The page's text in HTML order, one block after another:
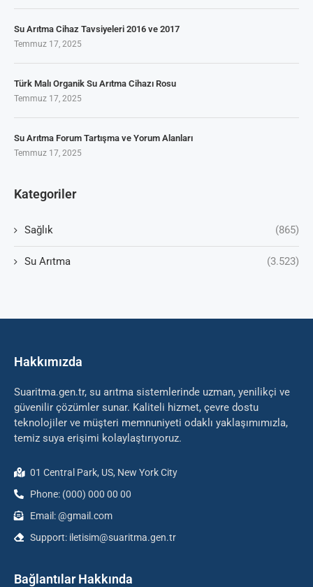
Su Arıtma Cihaz Tavsiyeleri 2016 ve 2017
Temmuz 17, 2025
Türk Malı Organik Su Arıtma Cihazı Rosu
Temmuz 17, 2025
Su Arıtma Forum Tartışma ve Yorum Alanları
Temmuz 17, 2025
Kategoriler
Sağlık (865)
Su Arıtma (3.523)
Hakkımızda
Suaritma.gen.tr, su arıtma sistemlerinde uzman, yenilikçi ve
güvenilir çözümler sunar. Kaliteli hizmet, çevre dostu
teknolojiler ve müşteri memnuniyeti odaklı yaklaşımımızla,
temiz suya erişimi kolaylaştırıyoruz.
01 Central Park, US, New York City
Phone: (000) 000 00 00
Email: @gmail.com
Support: iletisim@suaritma.gen.tr
Bağlantılar Hakkında